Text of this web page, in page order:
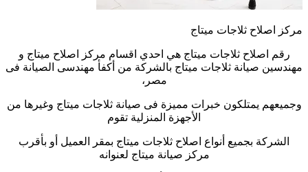
مركز اصلاح ثلاجات ميتاج
رقم اصلاح ثلاجات ميتاج هي احدي اقسام مركز اصلاح ميتاج و
مهندسين صيانة ثلاجات ميتاج بالشركة من أكفأ مهندسى الصيانة فى
مصر،
وجميعهم يمتلكون خبرات مميزة فى صيانة ثلاجات ميتاج وغيرها من
الأجهزة المنزلية تقوم
الشركة بجميع أنواع اصلاح ثلاجات ميتاج بمقر العميل أو بأقرب
مركز صيانة ميتاج لعنوانه